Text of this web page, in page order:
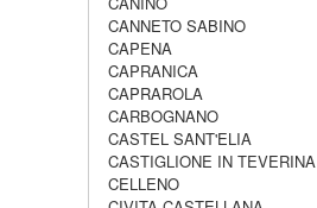
CANNETO SABINO
CAPENA
CAPRANICA
CAPRAROLA
CARBOGNANO
CASTEL SANT'ELIA
CASTIGLIONE IN TEVERINA
CELLENO